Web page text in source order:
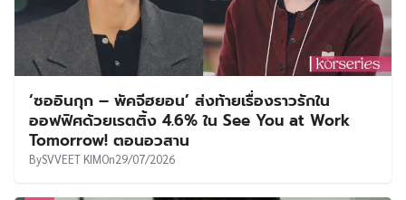
‘ซออินกุก – พัคจีฮยอน’ ส่งท้ายเรื่องราวรักใน
ออฟฟิศด้วยเรตติ้ง 4.6% ใน See You at Work
Tomorrow! ตอนอวสาน
BySVVEET KIMOn29/07/2026